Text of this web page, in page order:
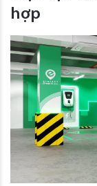
hợp